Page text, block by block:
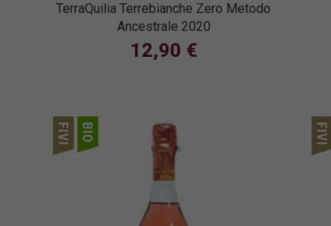
TerraQuilia Terrebianche Zero Metodo
Ancestrale 2020
12,90 €